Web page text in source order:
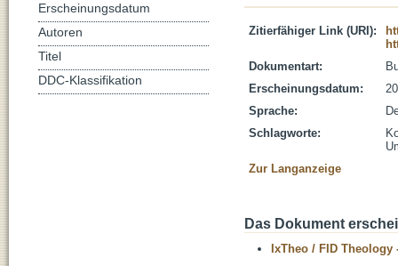
Zitierfähiger Link (URI):
Dokumentart:
Erscheinungsdatum:
Sprache:
Schlagworte:
Zur Langanzeige
Das Dokument
IxTheo / FID Theology
Erscheinungsdatum
Autoren
Titel
DDC-Klassifikation